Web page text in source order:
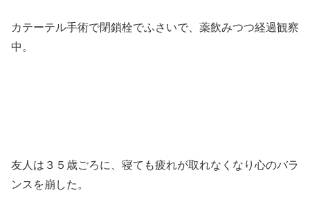
カテーテル手術で閉鎖栓でふさいで、薬飲みつつ経過観察
中。
友人は３５歳ごろに、寝ても疲れが取れなくなり心のバラ
ンスを崩した。